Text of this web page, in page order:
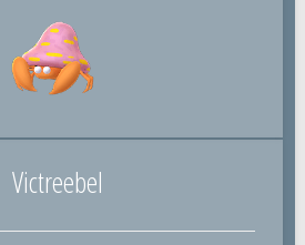
Victreebel